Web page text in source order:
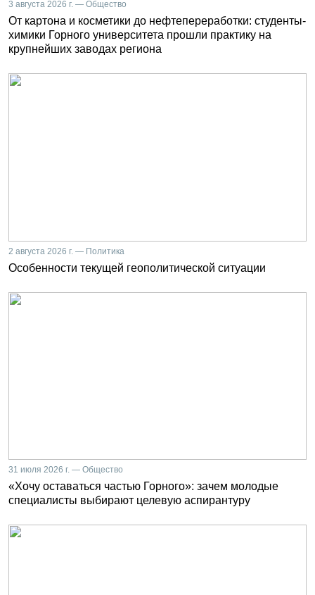
3 августа 2026 г. — Общество
От картона и косметики до нефтепереработки: студенты-
химики Горного университета прошли практику на
крупнейших заводах региона
2 августа 2026 г. — Политика
Особенности текущей геополитической ситуации
31 июля 2026 г. — Общество
«Хочу оставаться частью Горного»: зачем молодые
специалисты выбирают целевую аспирантуру